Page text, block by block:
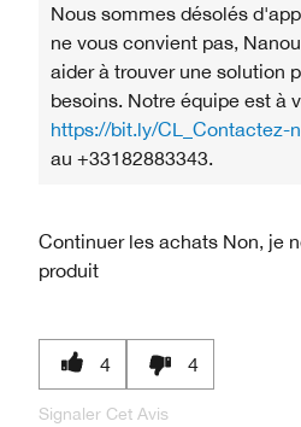
Nous sommes désolés
ne vous convient pas,
aider à trouver une solution
besoins. Notre équipe est à
https://bit.ly/CL_Contactez-
au +33182883343.
Continuer les achats Non, je
produit
4 4
Signaler Cet Avis